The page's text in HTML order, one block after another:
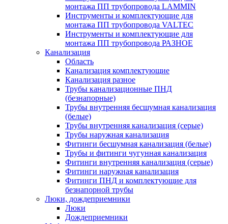
монтажа ПП трубопровода LAMMIN
Инструменты и комплектующие для
монтажа ПП трубопровода VALTEC
Инструменты и комплектующие для
монтажа ПП трубопровода РАЗНОЕ
Канализация
Область
Канализация комплектующие
Канализация разное
Трубы канализационные ПНД
(безнапорные)
Трубы внутренняя бесшумная канализация
(белые)
Трубы внутренняя канализация (серые)
Трубы наружная канализация
Фитинги бесшумная канализация (белые)
Трубы и фитинги чугунная канализация
Фитинги внутренняя канализация (серые)
Фитинги наружная канализация
Фитинги ПНД и комплектующие для
безнапорной трубы
Люки, дождеприемники
Люки
Дождеприемники